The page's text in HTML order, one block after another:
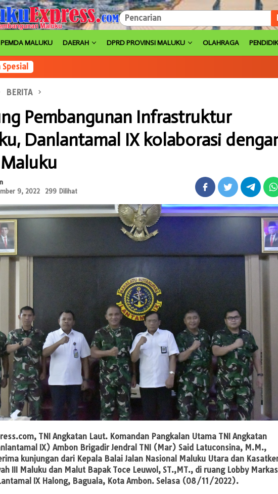
PEMDA MALUKU DAERAH DPRD PROVINSI MALUKU OLAHRAGA
BERITA
Pembangunan Infrastruktur
Danlantamal IX kolaborasi
Maluku
9, 2022
299 Dilihat
, TNI Angkatan Laut. Komandan Pangkalan Utama TNI Angkatan
IX) Ambon Brigadir Jendral TNI (Mar) Said Latuconsina, M.M.,
kunjungan dari Kepala Balai Jalan Nasional Maluku Utara dan
III Maluku dan Malut Bapak Toce Leuwol, ST.,MT., di ruang Lobby Markas
IX Halong, Baguala, Kota Ambon. Selasa (08/11/2022).